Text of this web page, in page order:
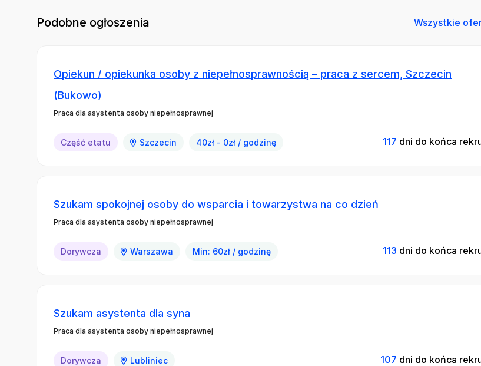
Podobne ogłoszenia Wszystkie
Opiekun / opiekunka osoby z niepełnosprawnością – praca z sercem, Szczecin
(Bukowo)
Praca dla asystenta osoby niepełnosprawnej
Część etatu Szczecin 40zł - 0zł / godzinę 117 dni do końca
Szukam spokojnej osoby do wsparcia i towarzystwa na co dzień
Praca dla asystenta osoby niepełnosprawnej
Dorywcza Warszawa Min: 60zł / godzinę 113 dni do końca
Szukam asystenta dla syna
Praca dla asystenta osoby niepełnosprawnej
Dorywcza Lubliniec 107 dni do końca